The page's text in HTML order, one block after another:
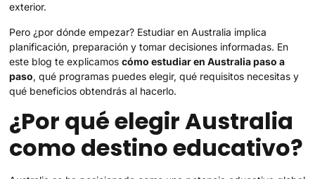
exterior.
Pero ¿por dónde empezar? Estudiar en Australia implica
planificación, preparación y tomar decisiones informadas. En
este blog te explicamoscómo estudiar en Australia paso a
paso, qué programas puedes elegir, qué requisitos necesitas y
qué beneficios obtendrás al hacerlo.
¿Por qué elegir Australia
como destino educativo?